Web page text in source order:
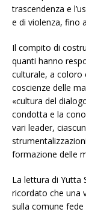
trascendenza e
e di violenza, fino
Il compito di
quanti hanno
culturale, a coloro
coscienze delle
«cultura del
condotta e la
vari leader,
formazione delle
La lettura di Yutta
ricordato che una
sulla comune fede